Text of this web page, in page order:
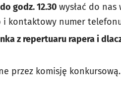
godz. 12.30 wysłać do nas
i kontaktowy numer
z repertuaru rapera i
przez komisję